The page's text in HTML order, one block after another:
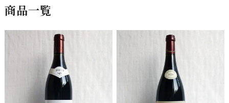
商品一覧